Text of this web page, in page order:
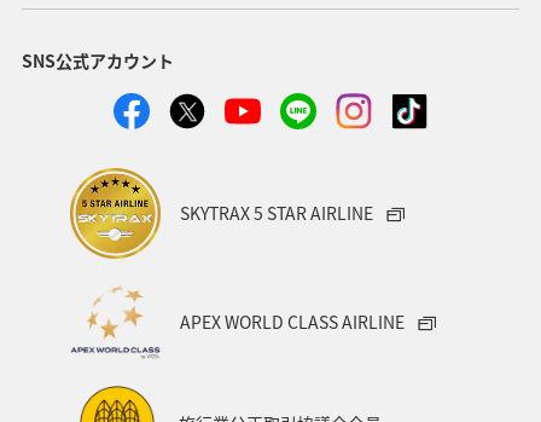
SNS公式アカウント
SKYTRAX 5 STAR AIRLINE
APEX WORLD CLASS AIRLINE